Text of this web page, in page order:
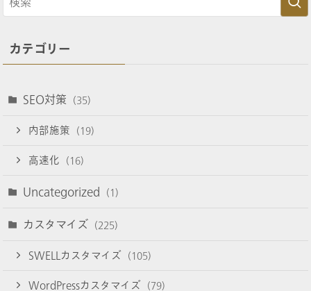
カテゴリー
SEO対策 (35)
内部施策 (19)
高速化 (16)
Uncategorized (1)
カスタマイズ (225)
SWELLカスタマイズ (105)
WordPressカスタマイズ (79)